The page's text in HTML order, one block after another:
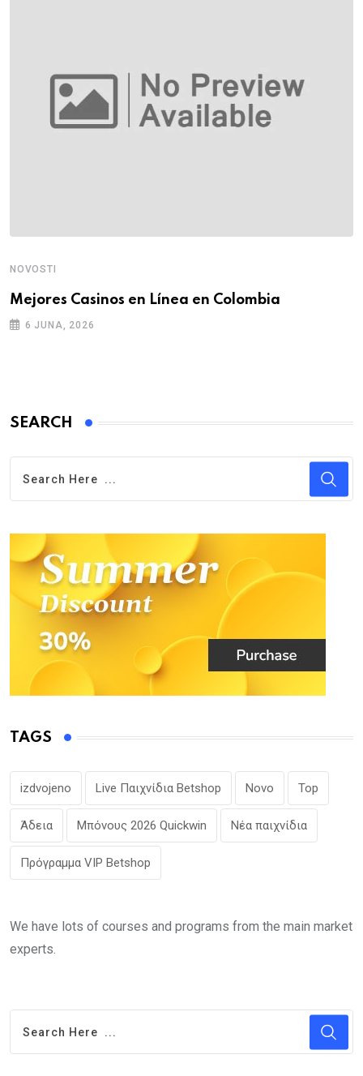
NOVOSTI
Mejores Casinos en Línea en Colombia
6 JUNA, 2026
SEARCH
TAGS
izdvojeno Live Παιχνίδια Betshop Novo Top
Άδεια Μπόνους 2026 Quickwin Νέα παιχνίδια
Πρόγραμμα VIP Betshop
We have lots of courses and programs from the main market
experts.